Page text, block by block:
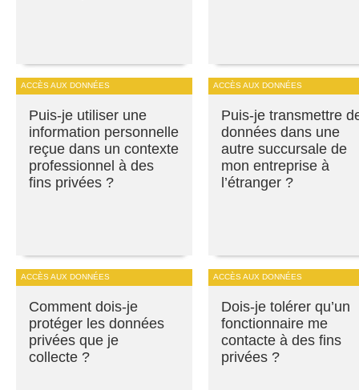
ACCÈS AUX DONNÉES
Puis-je utiliser une
information personnelle
reçue dans un contexte
professionnel à des
fins privées ?
ACCÈS AUX DONNÉES
Puis-je transmettre
données dans une
autre succursale de
mon entreprise à
l’étranger ?
ACCÈS AUX DONNÉES
Comment dois-je
protéger les données
privées que je
collecte ?
ACCÈS AUX DONNÉES
Dois-je tolérer qu’un
fonctionnaire me
contacte à des fins
privées ?